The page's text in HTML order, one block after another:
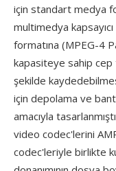
için standart medya
multimedya
formatına (MPEG-4
kapasiteye sahip cep
şekilde
için depolama ve
amacıyla
video codec'lerini
codec'leriyle birlikte